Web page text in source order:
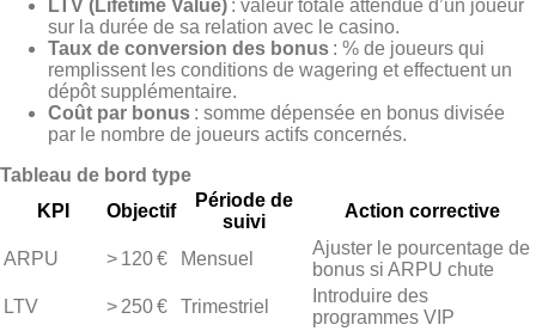
LTV (Lifetime Value) : valeur totale attendue d’un joueur
sur la durée de sa relation avec le casino.
Taux de conversion des bonus : % de joueurs qui
remplissent les conditions de wagering et effectuent un
dépôt supplémentaire.
Coût par bonus : somme dépensée en bonus divisée
par le nombre de joueurs actifs concernés.
Tableau de bord type
KPI
Objectif
Période de
suivi
Action corrective
ARPU > 120 € Mensuel
Ajuster le pourcentage de
bonus si ARPU chute
LTV
> 250 € Trimestriel
Introduire des
programmes VIP